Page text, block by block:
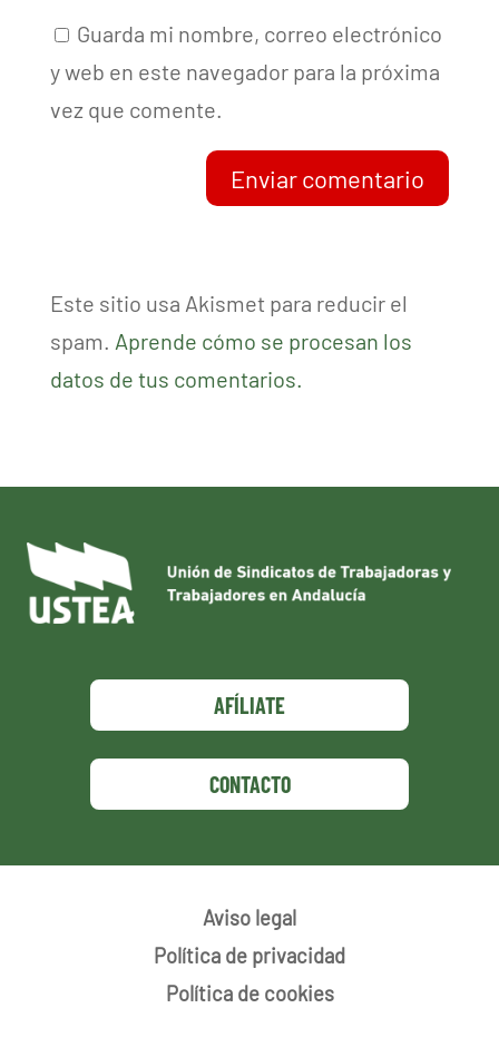
Guarda mi nombre, correo electrónico
y web en este navegador para la próxima
vez que comente.
Enviar comentario
Este sitio usa Akismet para reducir el
spam. Aprende cómo se procesan los
datos de tus comentarios.
AFÍLIATE
CONTACTO
Aviso legal
Política de privacidad
Política de cookies